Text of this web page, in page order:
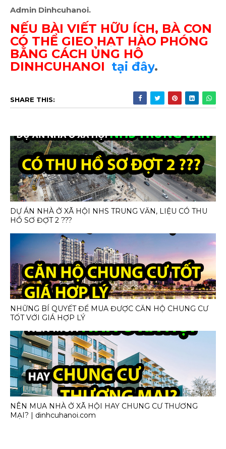
Admin Dinhcuhanoi.
NẾU BÀI VIẾT HỮU ÍCH, BÀ CON
CÓ THỂ GIEO HẠT HÀO PHÓNG
BẰNG CÁCH ỦNG HỘ
DINHCUHANOI tại đây.
SHARE THIS:
DỰ ÁN NHÀ Ở XÃ HỘI NHS TRUNG VĂN, LIỆU CÓ THU
HỒ SƠ ĐỢT 2 ???
NHỮNG BÍ QUYẾT ĐỂ MUA ĐƯỢC CĂN HỘ CHUNG CƯ
TỐT VỚI GIÁ HỢP LÝ
NÊN MUA NHÀ Ở XÃ HỘI HAY CHUNG CƯ THƯƠNG
MẠI? | dinhcuhanoi.com